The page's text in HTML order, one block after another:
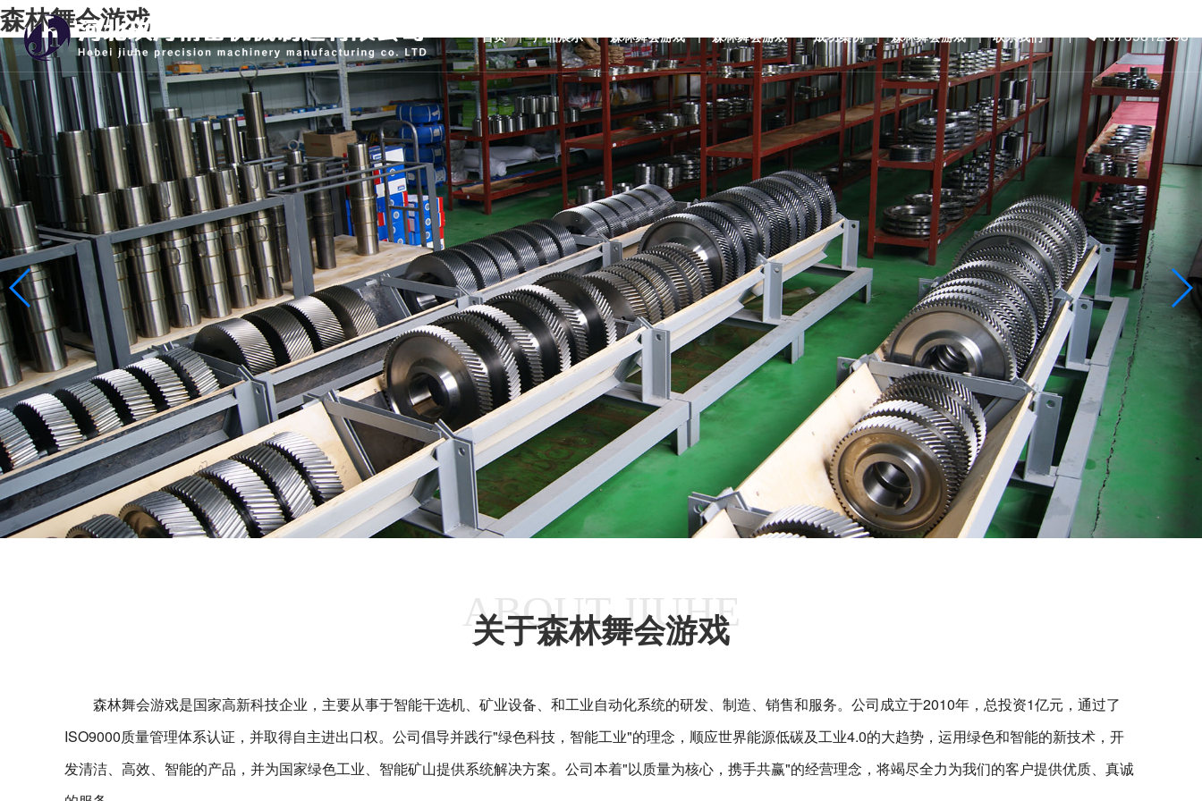
森林舞会游戏 首页 产品展示 森林舞会游戏 森林舞会游戏 成功案例 森林舞会游戏 联系我们 13739812558
ABOUT JIUHE
关于森林舞会游戏
森林舞会游戏是国家高新科技企业，主要从事于智能干选机、矿业设备、和工业自动化系统的研发、制造、销售和服务。公司成立于2010年，总投资1亿元，通过了
ISO9000质量管理体系认证，并取得自主进出口权。公司倡导并践行"绿色科技，智能工业"的理念，顺应世界能源低碳及工业4.0的大趋势，运用绿色和智能的新技术，开
发清洁、高效、智能的产品，并为国家绿色工业、智能矿山提供系统解决方案。公司本着"以质量为核心，携手共赢"的经营理念，将竭尽全力为我们的客户提供优质、真诚